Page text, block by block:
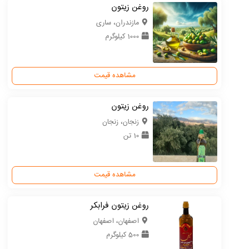
روغن زیتون
مازندران، ساری
1000 کیلوگرم
مشاهده قیمت
روغن زیتون
زنجان، زنجان
10 تن
مشاهده قیمت
روغن زیتون فرابکر
اصفهان، اصفهان
500 کیلوگرم